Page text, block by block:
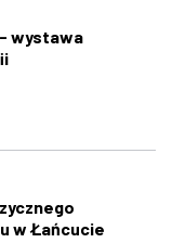
wystawa
w Łańcucie